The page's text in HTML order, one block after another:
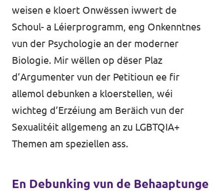
weisen e kloert Onwëssen iwwert de
Schoul- a Léierprogramm, eng Onkenntnes
vun der Psychologie an der moderner
Biologie. Mir wëllen op dëser Plaz
d’Argumenter vun der Petitioun ee fir
allemol debunken a kloerstellen, wéi
wichteg d’Erzéiung am Beräich vun der
Sexualitéit allgemeng an zu LGBTQIA+
Themen am speziellen ass.
En Debunking vun de Behaaptunge